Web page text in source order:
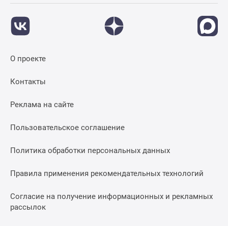
О проекте
Контакты
Реклама на сайте
Пользовательское соглашение
Политика обработки персональных данных
Правила применения рекомендательных технологий
Согласие на получение информационных и рекламных
рассылок